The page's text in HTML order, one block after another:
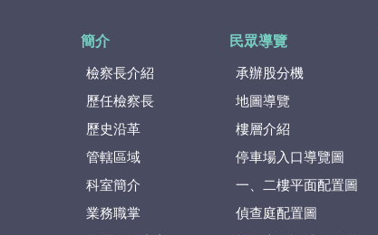
簡介
檢察長介紹
歷任檢察長
歷史沿革
管轄區域
科室簡介
業務職掌
民眾導覽
承辦股分機
地圖導覽
樓層介紹
停車場入口導覽圖
一、二樓平面配置圖
偵查庭配置圖